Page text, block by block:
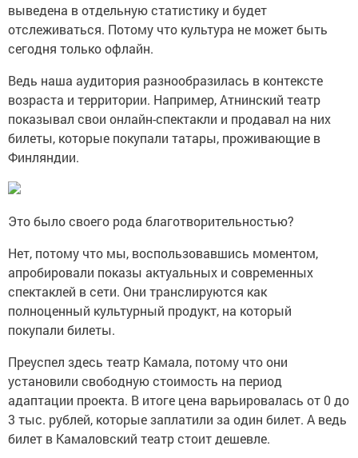
выведена в отдельную статистику и будет
отслеживаться. Потому что культура не может быть
сегодня только офлайн.
Ведь наша аудитория разнообразилась в контексте
возраста и территории. Например, Атнинский театр
показывал свои онлайн-спектакли и продавал на них
билеты, которые покупали татары, проживающие в
Финляндии.
Это было своего рода благотворительностью?
Нет, потому что мы, воспользовавшись моментом,
апробировали показы актуальных и современных
спектаклей в сети. Они транслируются как
полноценный культурный продукт, на который
покупали билеты.
Преуспел здесь театр Камала, потому что они
установили свободную стоимость на период
адаптации проекта. В итоге цена варьировалась от 0 до
3 тыс. рублей, которые заплатили за один билет. А ведь
билет в Камаловский театр стоит дешевле.